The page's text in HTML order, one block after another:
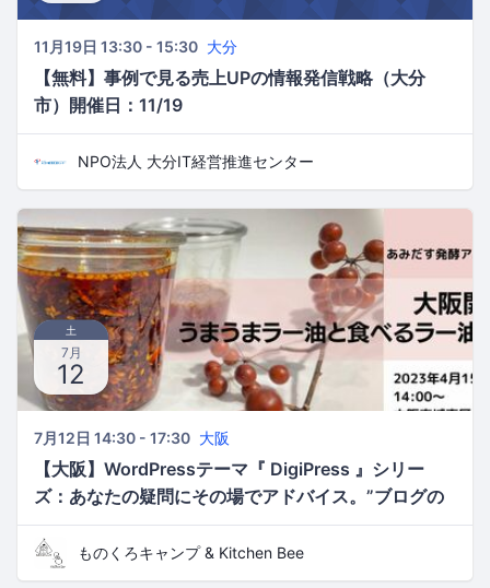
11月19日 13:30 - 15:30 大分
【無料】事例で見る売上UPの情報発信戦略（大分
市）開催日：11/19
NPO法人 大分IT経営推進センター
土
7月
12
7月12日 14:30 - 17:30 大阪
【大阪】WordPressテーマ『 DigiPress 』シリー
ズ：あなたの疑問にその場でアドバイス。”ブログの
表現力をアップする”ワークショップ
ものくろキャンプ & Kitchen Bee